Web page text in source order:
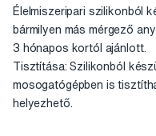
Élelmiszeripari szilikonból
bármilyen más mérgező
3 hónapos kortól ajánlott.
Tisztítása: Szilikonból
mosogatógépben is
helyezhető.